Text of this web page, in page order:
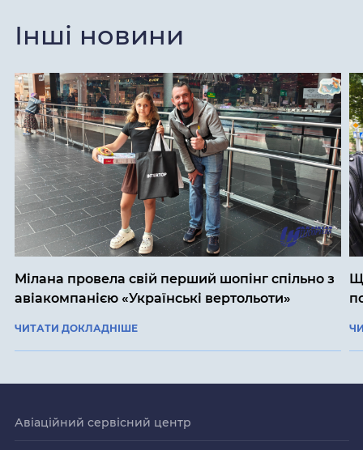
Інші новини
Мілана провела свій перший шопінг спільно з
авіакомпанією «Українські вертольоти»
ЧИТАТИ ДОКЛАДНІШЕ
Авіаційний сервісний центр